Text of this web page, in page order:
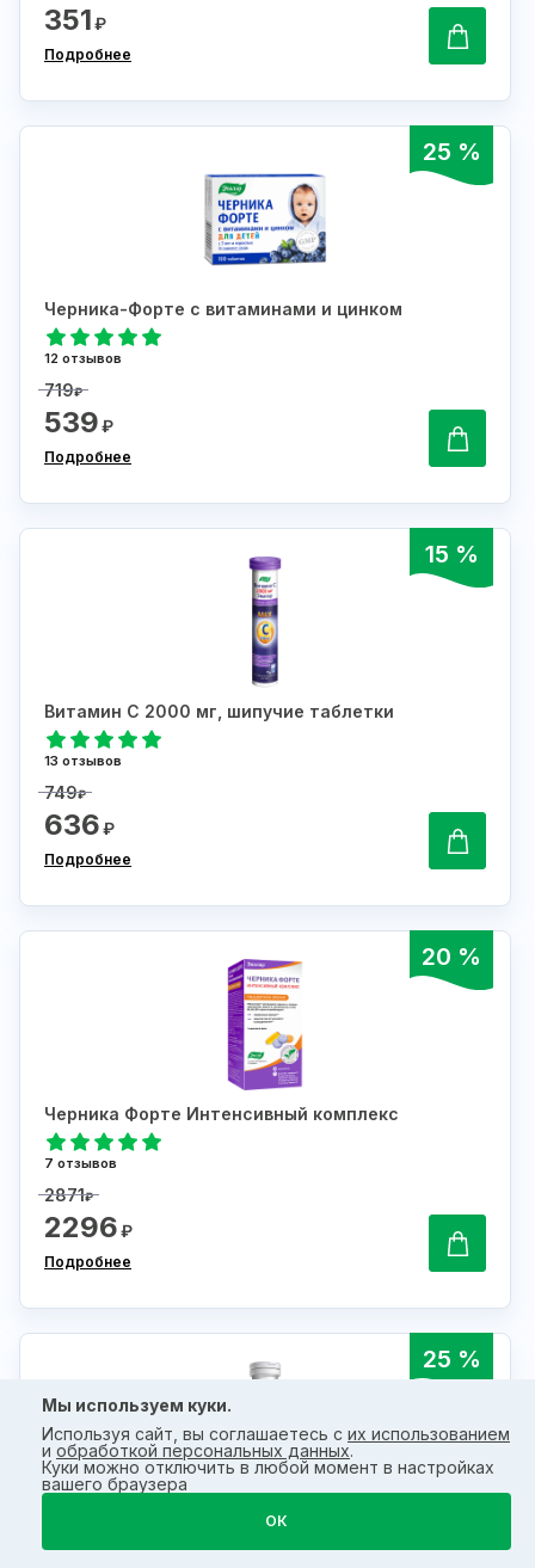
351₽
Подробнее
25 %
Черника-Форте с витаминами и цинком
12 отзывов
719₽
539₽
Подробнее
15 %
Витамин С 2000 мг, шипучие таблетки
13 отзывов
749₽
636₽
Подробнее
20 %
Черника Форте Интенсивный комплекс
7 отзывов
2871₽
2296₽
Подробнее
25 %
Витамин С 1000 мг, шипучие таблетки
Мы используем куки.
Используя сайт, вы соглашаетесь с их использованием
и обработкой персональных данных.
Куки можно отключить в любой момент в настройках
вашего браузера
ОК